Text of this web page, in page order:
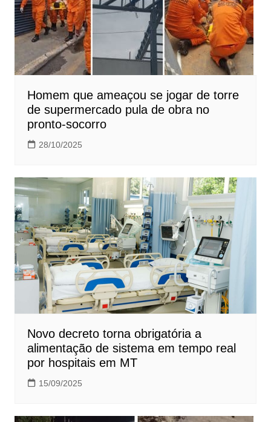
Homem que ameaçou se jogar de torre
de supermercado pula de obra no
pronto-socorro
28/10/2025
Novo decreto torna obrigatória a
alimentação de sistema em tempo real
por hospitais em MT
15/09/2025